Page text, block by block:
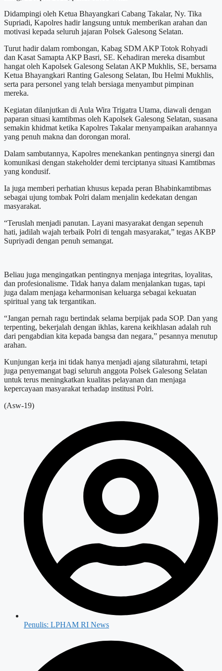
Didampingi oleh Ketua Bhayangkari Cabang Takalar, Ny. Tika
Supriadi, Kapolres hadir langsung untuk memberikan arahan dan
motivasi kepada seluruh jajaran Polsek Galesong Selatan.
Turut hadir dalam rombongan, Kabag SDM AKP Totok Rohyadi
dan Kasat Samapta AKP Basri, SE. Kehadiran mereka disambut
hangat oleh Kapolsek Galesong Selatan AKP Mukhlis, SE, bersama
Ketua Bhayangkari Ranting Galesong Selatan, Ibu Helmi Mukhlis,
serta para personel yang telah bersiaga menyambut pimpinan
mereka.
Kegiatan dilanjutkan di Aula Wira Trigatra Utama, diawali dengan
paparan situasi kamtibmas oleh Kapolsek Galesong Selatan, suasana
semakin khidmat ketika Kapolres Takalar menyampaikan arahannya
yang penuh makna dan dorongan moral.
Dalam sambutannya, Kapolres menekankan pentingnya sinergi dan
komunikasi dengan stakeholder demi terciptanya situasi Kamtibmas
yang kondusif.
Ia juga memberi perhatian khusus kepada peran Bhabinkamtibmas
sebagai ujung tombak Polri dalam menjalin kedekatan dengan
masyarakat.
“Teruslah menjadi panutan. Layani masyarakat dengan sepenuh
hati, jadilah wajah terbaik Polri di tengah masyarakat,” tegas AKBP
Supriyadi dengan penuh semangat.
Beliau juga mengingatkan pentingnya menjaga integritas, loyalitas,
dan profesionalisme. Tidak hanya dalam menjalankan tugas, tapi
juga dalam menjaga keharmonisan keluarga sebagai kekuatan
spiritual yang tak tergantikan.
“Jangan pernah ragu bertindak selama berpijak pada SOP. Dan yang
terpenting, bekerjalah dengan ikhlas, karena keikhlasan adalah ruh
dari pengabdian kita kepada bangsa dan negara,” pesannya menutup
arahan.
Kunjungan kerja ini tidak hanya menjadi ajang silaturahmi, tetapi
juga penyemangat bagi seluruh anggota Polsek Galesong Selatan
untuk terus meningkatkan kualitas pelayanan dan menjaga
kepercayaan masyarakat terhadap institusi Polri.
(Asw-19)
Penulis: LPHAM RI News